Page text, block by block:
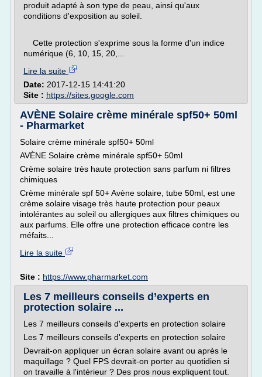
produit adapté à son type de peau, ainsi qu'aux
conditions d'exposition au soleil.
Cette protection s'exprime sous la forme d'un indice
numérique (6, 10, 15, 20,...
Lire la suite
Date: 2017-12-15 14:41:20
Site : https://sites.google.com
AVÈNE Solaire crème minérale spf50+ 50ml
- Pharmarket
Solaire crème minérale spf50+ 50ml
AVÈNE Solaire crème minérale spf50+ 50ml
Crème solaire très haute protection sans parfum ni filtres
chimiques
Crème minérale spf 50+ Avène solaire, tube 50ml, est une
crème solaire visage très haute protection pour peaux
intolérantes au soleil ou allergiques aux filtres chimiques ou
aux parfums. Elle offre une protection efficace contre les
méfaits...
Lire la suite
Site : https://www.pharmarket.com
Les 7 meilleurs conseils d’experts en
protection solaire ...
Les 7 meilleurs conseils d'experts en protection solaire
Les 7 meilleurs conseils d'experts en protection solaire
Devrait-on appliquer un écran solaire avant ou après le
maquillage ? Quel FPS devrait-on porter au quotidien si
on travaille à l'intérieur ? Des pros nous expliquent tout.